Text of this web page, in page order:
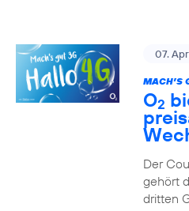
07.
MACH’S
O2
Der
gehört
dritten